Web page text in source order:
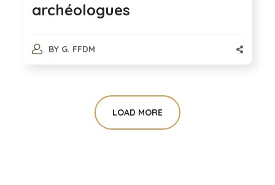
archéologues
BY G. FFDM
LOAD MORE